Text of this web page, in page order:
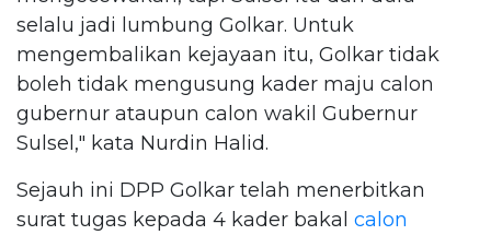
selalu jadi lumbung Golkar. Untuk
mengembalikan kejayaan itu, Golkar tidak
boleh tidak mengusung kader maju calon
gubernur ataupun calon wakil Gubernur
Sulsel," kata Nurdin Halid.
Sejauh ini DPP Golkar telah menerbitkan
surat tugas kepada 4 kader bakal calon